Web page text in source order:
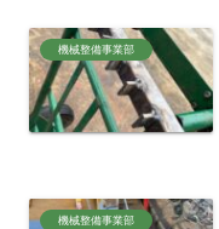
機械整備事業部
機械整備事業部